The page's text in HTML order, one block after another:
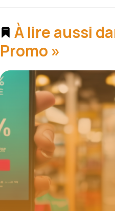
À lire aussi
Promo »